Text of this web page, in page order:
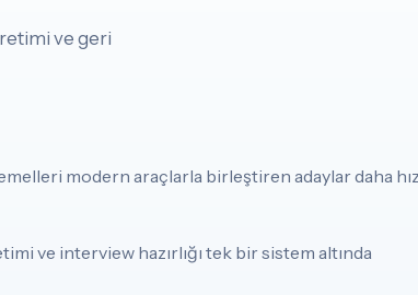
ve geri
modern araçlarla birleştiren adaylar daha
ve interview hazırlığı tek bir sistem altında